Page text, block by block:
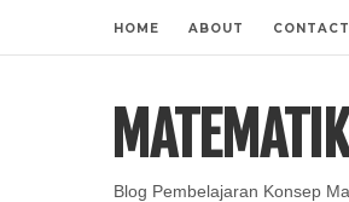
HOME ABOUT CONTACT
Blog Pembelajaran Konsep